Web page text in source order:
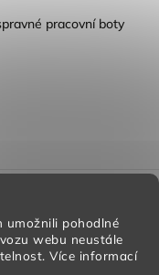
umožnili pohodlné
webu neustále
Více informací
pracovní boty
údajů